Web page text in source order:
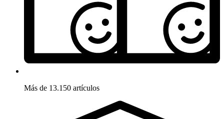
Más de 13.150 artículos